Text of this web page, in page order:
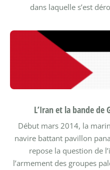
dans laquelle s’est
L’Iran et la bande de
Début mars 2014, la
navire battant pavillon
repose la question de
l’armement des groupes